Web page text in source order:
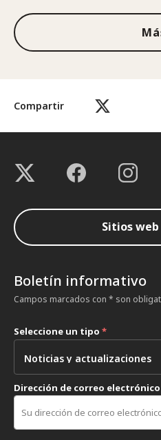
Compartir
Sitios web
Boletín informativo
Campos marcados con * son
Seleccione un tipo *
Dirección de correo electrónico